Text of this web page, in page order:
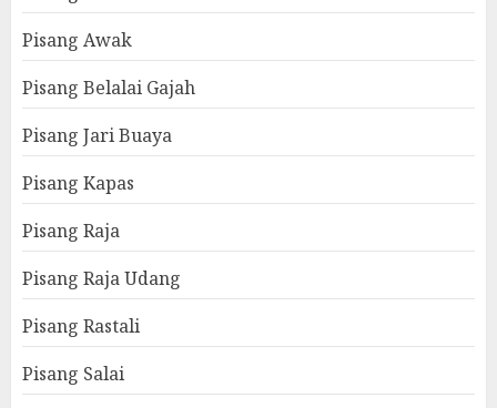
Pisang Awak
Pisang Belalai Gajah
Pisang Jari Buaya
Pisang Kapas
Pisang Raja
Pisang Raja Udang
Pisang Rastali
Pisang Salai